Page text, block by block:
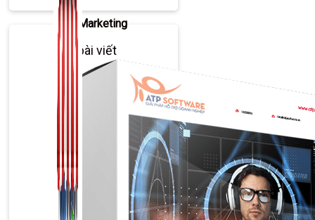
Zalo Marketing
104 bài viết
New